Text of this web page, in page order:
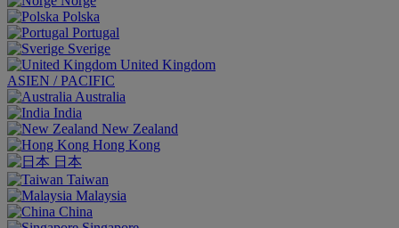
Polska
Portugal
Sverige
United Kingdom
ASIEN / PACIFIC
Australia
India
New Zealand
Hong Kong
日本
Taiwan
Malaysia
China